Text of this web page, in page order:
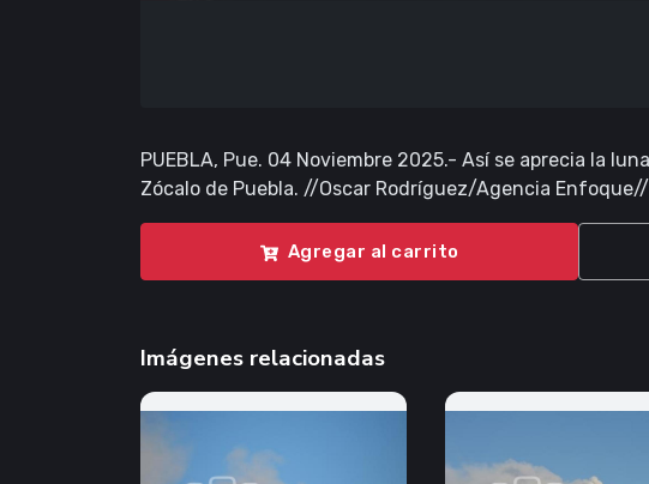
PUEBLA, Pue. 04 Noviembre 2025.- Así se aprecia la
Zócalo de Puebla. //Oscar Rodríguez/Agencia Enfoque//
Agregar al carrito
Imágenes relacionadas